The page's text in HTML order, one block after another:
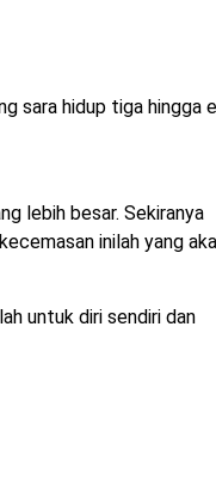
sara hidup tiga hingga
lebih besar. Sekiranya
inilah yang
untuk diri sendiri dan